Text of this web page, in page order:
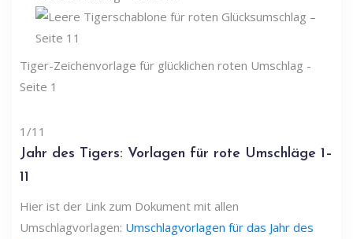
Tiger-Zeichenvorlage für glücklichen roten Umschlag -
Seite 1
1/11
Jahr des Tigers: Vorlagen für rote Umschläge 1–
11
Hier ist der Link zum Dokument mit allen
Umschlagvorlagen: Umschlagvorlagen für das Jahr des